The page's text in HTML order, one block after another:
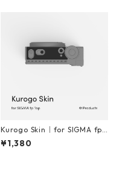
Kurogo Skin｜for SIGMA fp T
op
¥1,380